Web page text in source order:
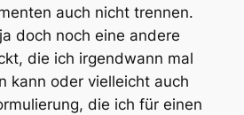
auch nicht trennen.
doch noch eine andere
die ich irgendwann mal
kann oder vielleicht auch
die ich für einen